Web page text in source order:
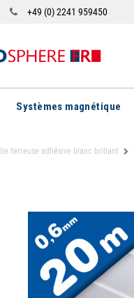
+49 (0) 2241 959450
Systèmes magnétique
ferreuse adhésive blanc brillant